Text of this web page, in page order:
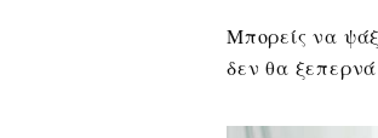
Μπορείς να
δεν θα ξεπερνά